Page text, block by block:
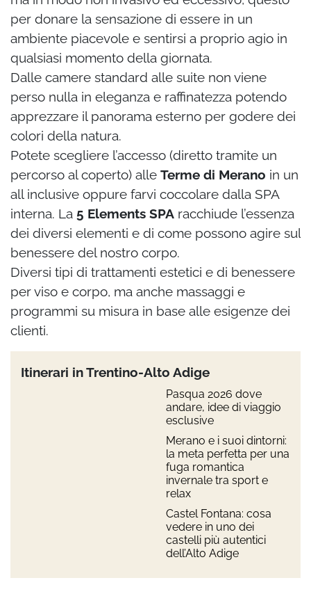
per donare la sensazione di essere in un
ambiente piacevole e sentirsi a proprio agio in
qualsiasi momento della giornata.
Dalle camere standard alle suite non viene
perso nulla in eleganza e raffinatezza potendo
apprezzare il panorama esterno per godere dei
colori della natura.
Potete scegliere l’accesso (diretto tramite un
percorso al coperto) alle Terme di Merano in un
all inclusive oppure farvi coccolare dalla SPA
interna. La 5 Elements SPA racchiude l’essenza
dei diversi elementi e di come possono agire sul
benessere del nostro corpo.
Diversi tipi di trattamenti estetici e di benessere
per viso e corpo, ma anche massaggi e
programmi su misura in base alle esigenze dei
clienti.
Itinerari in Trentino-Alto Adige
Pasqua 2026 dove
andare, idee di viaggio
esclusive
Merano e i suoi dintorni:
la meta perfetta per una
fuga romantica
invernale tra sport e
relax
Castel Fontana: cosa
vedere in uno dei
castelli più autentici
dell’Alto Adige